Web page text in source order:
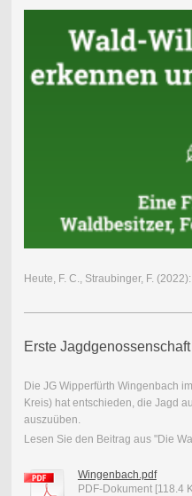
Heute, F. C., Straubinger, F. (2022):
Erste
Die JG Wipperfürth Wingenbach
Kreis) hat entschieden, die Jagd
auszuüben.
Lesen Sie den Beitrag aus "Die
Wingenbach.pdf
PDF-Dokument [118.4